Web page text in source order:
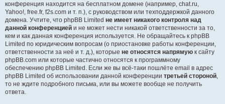
конференция находится на бесплатном домене (например, chat.ru,
Yahoo!, free.fr, f2s.com и т. п.), с руководством или техподдержкой данного
домена. Учтите, что phpBB Limited не имеет никакого контроля над
данной конференцией и не может нести никакой ответственности за то,
кем и как данная конференция используется. Не обращайтесь к phpBB
Limited по юридическим вопросам (о приостановке работы конференции,
ответственности за неё и т. д.), которые не относятся напрямую к сайту
phpBB.com или которые частично относятся к программному
обеспечению phpBB Limited. Если же вы всё-таки пошлёте email в адрес
phpBB Limited об использовании данной конференции третьей стороной,
то не ждите подробного письма, или вы можете вообще не получить
ответа.